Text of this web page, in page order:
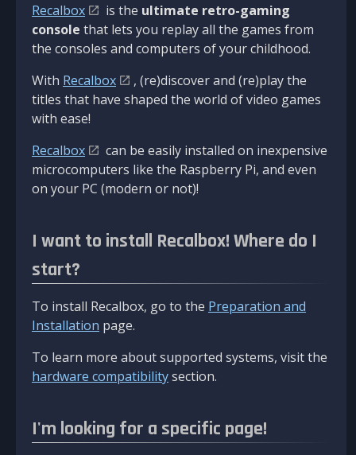
Recalbox is the ultimate retro-gaming
console that lets you replay all the games from
the consoles and computers of your childhood.
With Recalbox
, (re)discover and (re)play the
titles that have shaped the world of video games
with ease!
Recalbox
can be easily installed on inexpensive
microcomputers like the Raspberry Pi, and even
on your PC (modern or not)!
I want to install Recalbox! Where do I
start?
To install Recalbox, go to the Preparation and
Installation page.
To learn more about supported systems, visit the
hardware compatibilitysection.
I'm looking for a specific page!